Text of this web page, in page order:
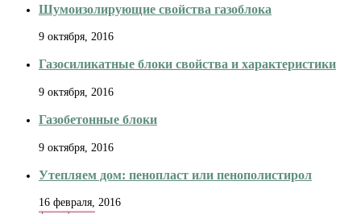
Шумоизолирующие свойства газоблока
9 октября, 2016
Газосиликатные блоки свойства и характеристики
9 октября, 2016
Газобетонные блоки
9 октября, 2016
Утепляем дом: пенопласт или пенополистирол
16 февраля, 2016